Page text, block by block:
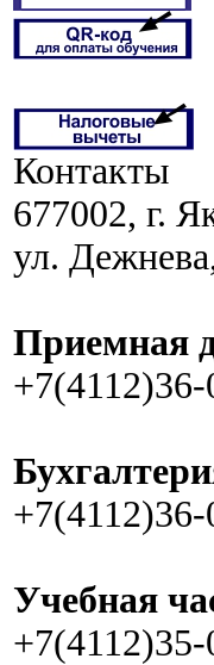
Контакты
677002, г.
ул.
Приемная
Учебная